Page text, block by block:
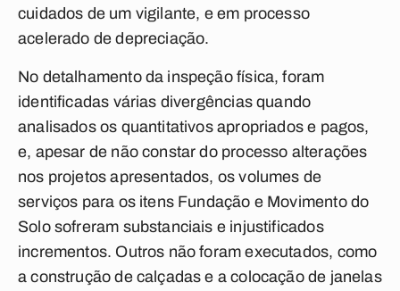
cuidados de um vigilante, e em processo
acelerado de depreciação.
No detalhamento da inspeção física, foram
identificadas várias divergências quando
analisados os quantitativos apropriados e pagos,
e, apesar de não constar do processo alterações
nos projetos apresentados, os volumes de
serviços para os itens Fundação e Movimento do
Solo sofreram substanciais e injustificados
incrementos. Outros não foram executados, como
a construção de calçadas e a colocação de janelas